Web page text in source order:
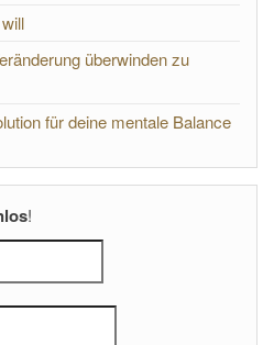
überwinden zu
für deine mentale Balance
!